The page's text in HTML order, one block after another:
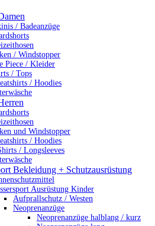
/ Badeanzüge
/ Windstopper
Piece / Kleider
/ Tops
/ Hoodies
und Windstopper
/ Hoodies
/ Longsleeves
Bekleidung + Schutzausrüstung
Ausrüstung Kinder
Aufprallschutz / Westen
Neoprenanzüge
Neoprenanzüge halblang / kurz